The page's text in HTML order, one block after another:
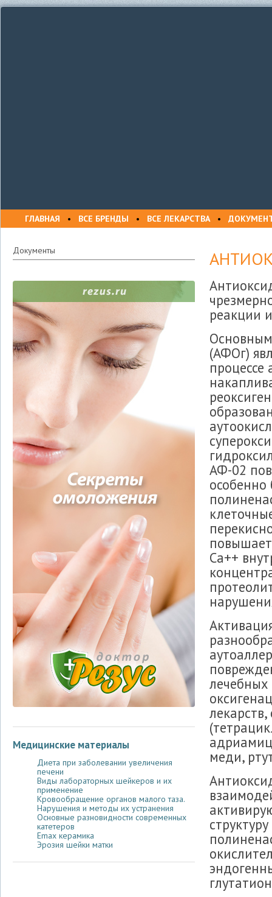
ГЛАВНАЯ • ВСЕ БРЕНДЫ • ВСЕ ЛЕКАРСТВА•
Документы
Медицинские материалы
Диета при заболевании увеличения
печени
Виды лабораторных шейкеров и их
применение
Кровообращение органов малого таза.
Нарушения и методы их устранения
Основные разновидности современных
катетеров
Emax керамика
Эрозия шейки матки
реакции
(АФОг)
АФ-02
особенно
Са++
лечебных
меди,